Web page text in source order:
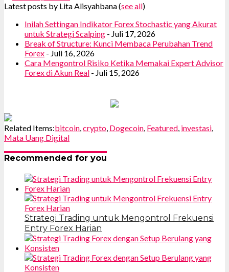
Latest posts by Lita Alisyahbana(see all)
Inilah Settingan Indikator Forex Stochastic yang Akurat
untuk Strategi Scalping - Juli 17, 2026
Break of Structure: Kunci Membaca Perubahan Trend
Forex - Juli 16, 2026
Cara Mengontrol Risiko Ketika Memakai Expert Advisor
Forex di Akun Real - Juli 15, 2026
Related Items:bitcoin crypto Dogecoin Featured investasi
Mata Uang Digital
Recommended for you
Strategi Trading untuk Mengontrol Frekuensi
Entry Forex Harian